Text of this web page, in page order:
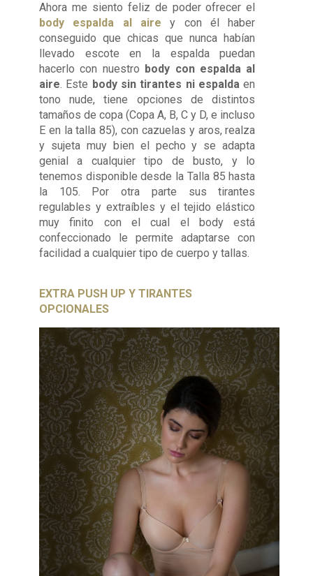
Ahora me siento feliz de poder ofrecer el
body espalda al aire y con él haber
conseguido que chicas que nunca habían
llevado escote en la espalda puedan
hacerlo con nuestro body con espalda al
aire. Este body sin tirantes ni espalda en
tono nude, tiene opciones de distintos
tamaños de copa (Copa A, B, C y D, e incluso
E en la talla 85), con cazuelas y aros, realza
y sujeta muy bien el pecho y se adapta
genial a cualquier tipo de busto, y lo
tenemos disponible desde la Talla 85 hasta
la 105. Por otra parte sus tirantes
regulables y extraíbles y el tejido elástico
muy finito con el cual el body está
confeccionado le permite adaptarse con
facilidad a cualquier tipo de cuerpo y tallas.
EXTRA PUSH UP Y TIRANTES
OPCIONALES